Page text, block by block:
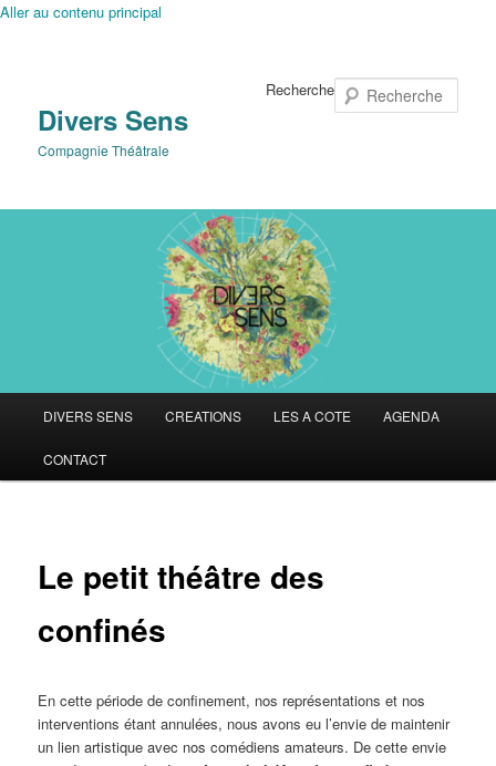
Aller au contenu principal
Divers Sens
Compagnie Théâtrale
Recherche
principal
DIVERS SENS CREATIONS LES A COTE AGENDA
CONTACT
Le petit théâtre des
confinés
En cette période de confinement, nos représentations et nos
interventions étant annulées, nous avons eu l’envie de maintenir
un lien artistique avec nos comédiens amateurs. De cette envie